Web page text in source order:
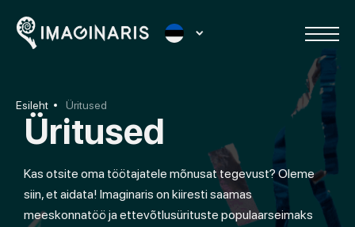
Esileht Üritused
Üritused
Kas otsite oma töötajatele mõnusat tegevust? Oleme
siin, et aidata! Imaginaris on kiiresti saamas
meeskonnatöö ja ettevõtlusürituste populaarseimaks